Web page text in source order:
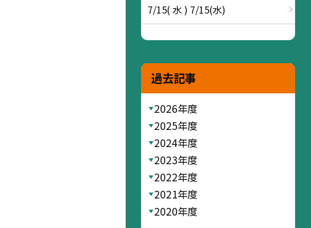
7/15( 水 ) 7/15(水)
過去記事
2026年度
2025年度
2024年度
2023年度
2022年度
2021年度
2020年度